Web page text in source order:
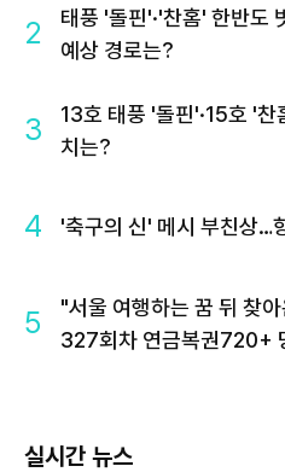
2
태풍 '돌핀'·'찬홈' 한반도
예상 경로는?
3
13호 태풍 '돌핀'·15호 '찬
치는?
4 '축구의 신' 메시 부친상…
5
"서울 여행하는 꿈 뒤 찾
327회차 연금복권720+
실시간 뉴스